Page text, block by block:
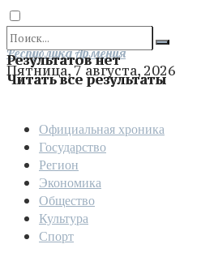
Результатов нет
Читать все результаты
Отправить
Республика Армения
Пятница, 7 августа, 2026
Официальная хроника
Государство
Регион
Экономика
Общество
Культура
Спорт